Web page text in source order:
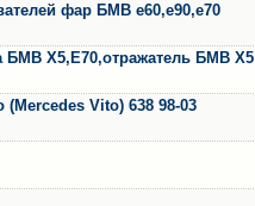
фар БМВ е60,е90,е70
БМВ Х5,Е70,отражатель БМВ Х5
(Mercedes Vito) 638 98-03